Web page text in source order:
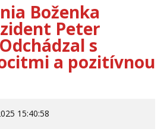
Boženka
Peter
s
a pozitívnou
15:40:58